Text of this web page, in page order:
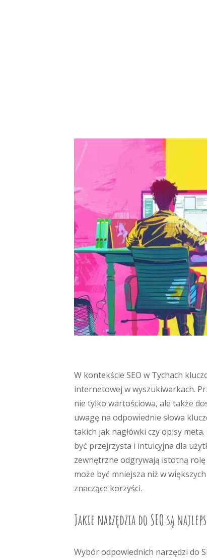
W kontekście SEO w Tychach
internetowej w wyszukiwarkach.
nie tylko wartościowa, ale także
uwagę na odpowiednie słowa
takich jak nagłówki czy opisy
być przejrzysta i intuicyjna dla
zewnętrzne odgrywają istotną
może być mniejsza niż w
znaczące korzyści.
Jakie narzędzia do SEO są
Wybór odpowiednich narzędzi do